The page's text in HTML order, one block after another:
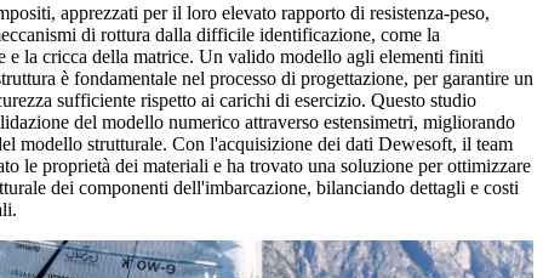
apprezzati per il loro elevato rapporto di resistenza-peso,
di rottura dalla difficile identificazione, come la
e la cricca della matrice. Un valido modello agli elementi finiti
è fondamentale nel processo di progettazione, per garantire un
sufficiente rispetto ai carichi di esercizio. Questo studio
del modello numerico attraverso estensimetri, migliorando
modello strutturale. Con l'acquisizione dei dati Dewesoft, il team
le proprietà dei materiali e ha trovato una soluzione per ottimizzare
dei componenti dell'imbarcazione, bilanciando dettagli e costi